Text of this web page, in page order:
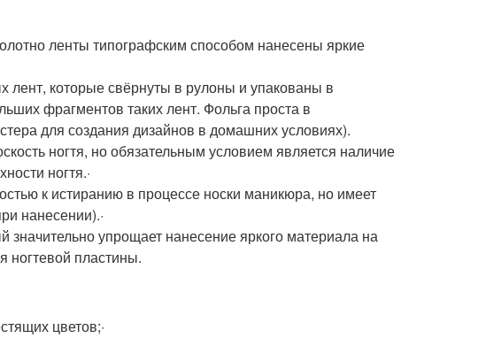
ленты типографским способом нанесены яркие
которые свёрнуты в рулоны и упакованы в
фрагментов таких лент. Фольга проста в
для создания дизайнов в домашних условиях).
ногтя, но обязательным условием является наличие
ногтя.·
к истиранию в процессе носки маникюра, но имеет
нанесении).·
упрощает нанесение яркого материала на
ногтевой пластины.
цветов;·